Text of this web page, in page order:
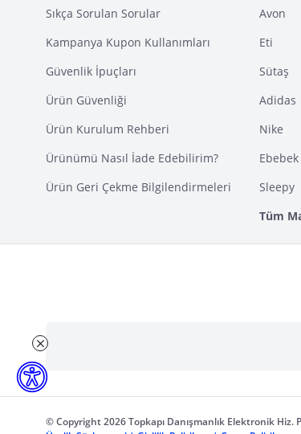
Sıkça Sorulan Sorular
Kampanya Kupon Kullanımları
Güvenlik İpuçları
Ürün Güvenliği
Ürün Kurulum Rehberi
Ürünümü Nasıl İade Edebilirim?
Ürün Geri Çekme Bilgilendirmeleri
Avon
Eti
Sütaş
Adidas
Nike
Ebebek
Sleepy
Tüm
© Copyright 2026 Topkapı Danışmanlık Elektronik Hiz.